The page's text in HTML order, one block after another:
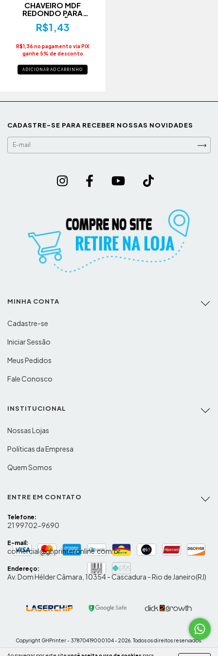
CHAVEIRO MDF
REDONDO PARA
SUBLIMAÇÃO -
R$1,43
R$1,36 no pagamento via PIX
ganhe 5% de desconto
ADICIONAR AO CARRINHO
CADASTRE-SE PARA RECEBER NOSSAS NOVIDADES
MINHA CONTA
Cadastre-se
Iniciar Sessão
Meus Pedidos
Fale Conosco
INSTITUCIONAL
Nossas Lojas
Políticas da Empresa
Quem Somos
ENTRE EM CONTATO
Telefone:
21 99702-9690
E-mail:
comercial@ghprinteronline.com.br
Endereço:
Av. Dom Hélder Câmara, 10354 - Cascadura - Rio de Janeiro(RJ)
Copyright GHPrinter - 37870419000104 - 2026. Todos os direitos reservados.